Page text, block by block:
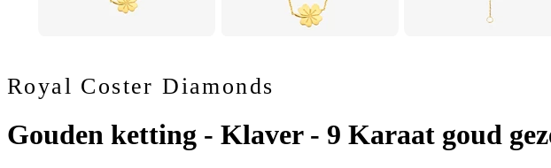
Royal Coster Diamonds
Gouden ketting - Klaver - 9 Karaat goud